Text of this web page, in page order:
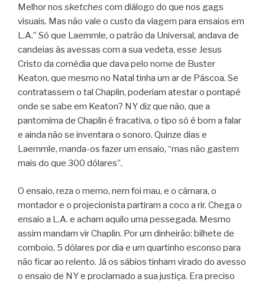
Melhor nos sketches com diálogo do que nos gags
visuais. Mas não vale o custo da viagem para ensaios em
L.A.” Só que Laemmle, o patrão da Universal, andava de
candeias às avessas com a sua vedeta, esse Jesus
Cristo da comédia que dava pelo nome de Buster
Keaton, que mesmo no Natal tinha um ar de Páscoa. Se
contratassem o tal Chaplin, poderiam atestar o pontapé
onde se sabe em Keaton? NY diz que não, que a
pantomima de Chaplin é fracativa, o tipo só é bom a falar
e ainda não se inventara o sonoro. Quinze dias e
Laemmle, manda-os fazer um ensaio, “mas não gastem
mais do que 300 dólares”.
O ensaio, reza o memo, nem foi mau, e o câmara, o
montador e o projecionista partiram a coco a rir. Chega o
ensaio a L.A. e acham aquilo uma pessegada. Mesmo
assim mandam vir Chaplin. Por um dinheirão: bilhete de
comboio, 5 dólares por dia e um quartinho esconso para
não ficar ao relento. Já os sábios tinham virado do avesso
o ensaio de NY e proclamado a sua justiça. Era preciso